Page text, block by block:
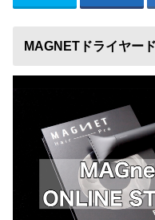
MAGNETドライヤー